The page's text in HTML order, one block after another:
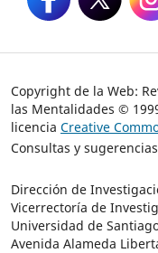
Copyright de la Web:
las Mentalidades ©
licencia Creative
Consultas y
Dirección de
Vicerrectoría de
Universidad de
Avenida Alameda